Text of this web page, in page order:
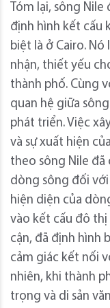
Tóm lại, sông
định hình kết cấu
biệt là ở Cairo.
nhận, thiết yếu
thành phố. Cùng
quan hệ giữa
phát triển. Việc
và sự xuất hiện
theo sông Nile đã
dòng sông đối
hiện diện của
vào kết cấu đô thị
cận, đã định hình
cảm giác kết nối
nhiên, khi thành
trọng và di sản